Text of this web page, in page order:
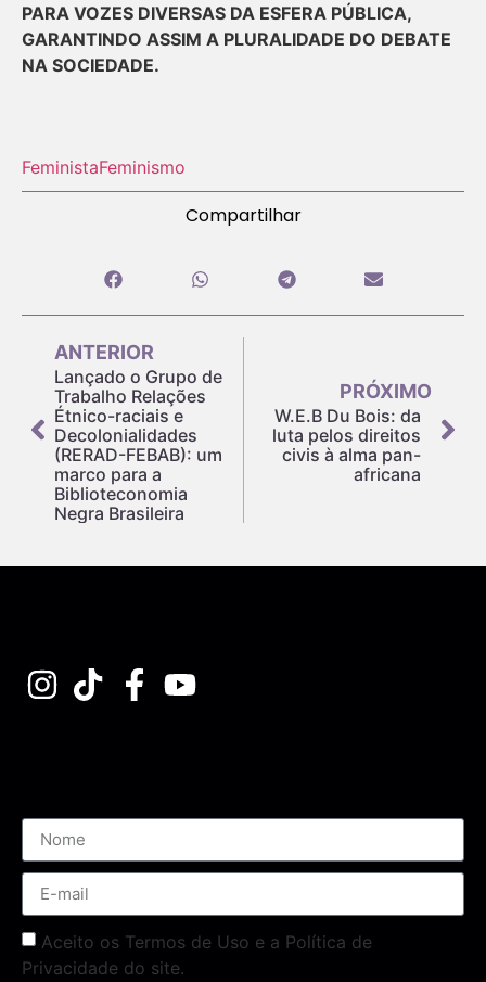
PARA VOZES DIVERSAS DA ESFERA PÚBLICA,
GARANTINDO ASSIM A PLURALIDADE DO DEBATE
NA SOCIEDADE.
FeministaFeminismo
Compartilhar
ANTERIOR
Lançado o Grupo de
Trabalho Relações
Étnico-raciais e
Decolonialidades
(RERAD-FEBAB): um
marco para a
Biblioteconomia
Negra Brasileira
PRÓXIMO
W.E.B Du Bois: da
luta pelos direitos
civis à alma pan-
africana
Aceito os Termos de Uso e a Política de
Privacidade do site.